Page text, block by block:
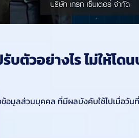
บตัวอย่างไร ไม่ให้โด
มูลส่วนบุคคล ที่มีผลบังคับใช้ไปเมื่อวัน